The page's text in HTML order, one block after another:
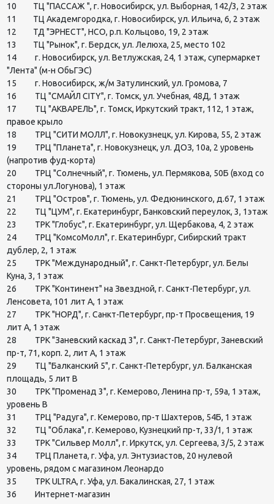
10 ТЦ "ПАССАЖ ", г. Новосибирск, ул. Выборная, 142/3, 2 этаж
11 ТЦ Академгородка, г. Новосибирск, ул. Ильича, 6, 2 этаж
12 ТД "ЭРНЕСТ", НСО, р.п. Кольцово, 19, 2 этаж
13 ТЦ "Рынок", г. Бердск, ул. Лелюха, 25, место 102
14 г. Новосибирск, ул. Ветлужская, 24, 1 этаж, супермаркет
"Лента" (м-н ОбьГЭС)
15 г. Новосибирск, ж/м Затулинский, ул. Громова, 7
16 ТЦ "СМАЙЛ CITY", г. Томск, ул. Учебная, 48Д, 1 этаж
17 ТЦ "АКВАРЕЛЬ", г. Томск, Иркутский тракт, 112, 1 этаж,
правое крыло
18 ТРЦ "СИТИ МОЛЛ", г. Новокузнецк, ул. Кирова, 55, 2 этаж
19 ТРЦ "Планета", г. Новокузнецк, ул. ДОЗ, 10а, 2 уровень
(напротив фуд-корта)
20 ТРЦ "Солнечный", г. Тюмень, ул. Пермякова, 50Б (вход со
стороны ул.Логунова), 1 этаж
21 ТРЦ "Остров", г. Тюмень, ул. Федюнинского, д.67, 1 этаж
22 ТЦ "ЦУМ", г. Екатеринбург, Банковский переулок, 3, 1этаж
23 ТРК "Глобус", г. Екатеринбург, ул. Щербакова, 4, 2 этаж
24 ТРЦ "КомсоМолл", г. Екатеринбург, Сибирский тракт
дублер, 2, 1 этаж
25 ТРК "Международный", г. Санкт-Петербург, ул. Белы
Куна, 3, 1 этаж
26 ТРК "Континент" на Звездной, г. Санкт-Петербург, ул.
Ленсовета, 101 лит А, 1 этаж
27 ТРК "НОРД", г. Санкт-Петербург, пр-т Просвещения, 19
лит А, 1 этаж
28 ТРК "Заневский каскад 3", г. Санкт-Петербург, Заневский
пр-т, 71, корп. 2, лит А, 1 этаж
29 ТЦ "Балканский 5", г. Санкт-Петербург, ул. Балканская
площадь, 5 лит В
30 ТРК "Променад 3", г. Кемерово, Ленина пр-т, 59а, 1 этаж,
уровень В
31 ТРЦ "Радуга", г. Кемерово, пр-т Шахтеров, 54Б, 1 этаж
32 ТЦ "Облака", г. Кемерово, Кузнецкий пр-т, 33/1, 1 этаж
33 ТРК "Сильвер Молл", г. Иркутск, ул. Сергеева, 3/5, 2 этаж
34 ТРЦ Планета, г. Уфа, ул. Энтузиастов, 20 нулевой
уровень, рядом с магазином Леонардо
35 ТРК ULTRA, г. Уфа, ул. Бакалинская, 27, 1 этаж
36 Интернет-магазин